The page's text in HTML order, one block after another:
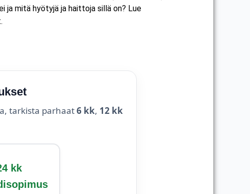
ja mitä hyötyjä ja haittoja sillä on? Lue
tarkista parhaat6 kk, 12 kk
kk